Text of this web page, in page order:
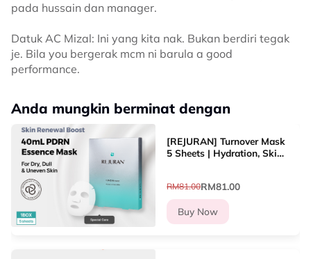
pada hussain dan manager.
Datuk AC Mizal: Ini yang kita nak. Bukan berdiri tegak
je. Bila you bergerak mcm ni barula a good
performance.
Anda mungkin berminat dengan
[REJURAN] Turnover Mask
5 Sheets | Hydration, Skin
RM81.00RM81.00
Buy Now